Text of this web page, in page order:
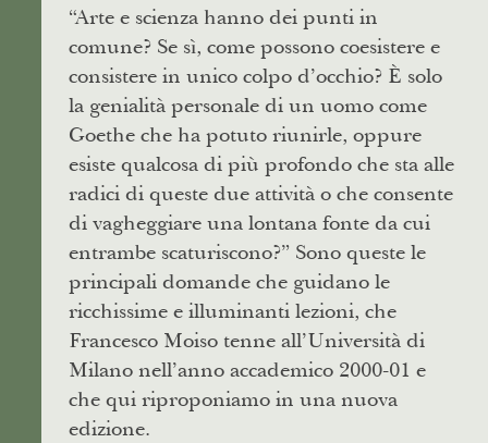
“Arte e scienza hanno dei punti in
comune? Se sì, come possono coesistere e
consistere in unico colpo d’occhio? È solo
la genialità personale di un uomo come
Goethe che ha potuto riunirle, oppure
esiste qualcosa di più profondo che sta alle
radici di queste due attività o che consente
di vagheggiare una lontana fonte da cui
entrambe scaturiscono?” Sono queste le
principali domande che guidano le
ricchissime e illuminanti lezioni, che
Francesco Moiso tenne all’Università di
Milano nell’anno accademico 2000-01 e
che qui riproponiamo in una nuova
edizione.